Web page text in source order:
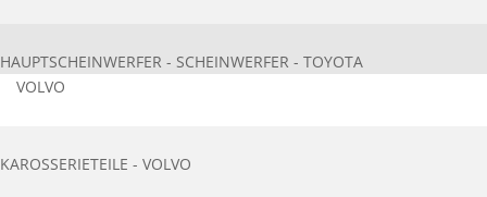
HAUPTSCHEINWERFER - SCHEINWERFER - TOYOTA
VOLVO
KAROSSERIETEIL​E - VOLVO